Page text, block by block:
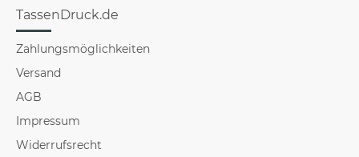
TassenDruck.de
Zahlungsmöglichkeiten
Versand
AGB
Impressum
Widerrufsrecht